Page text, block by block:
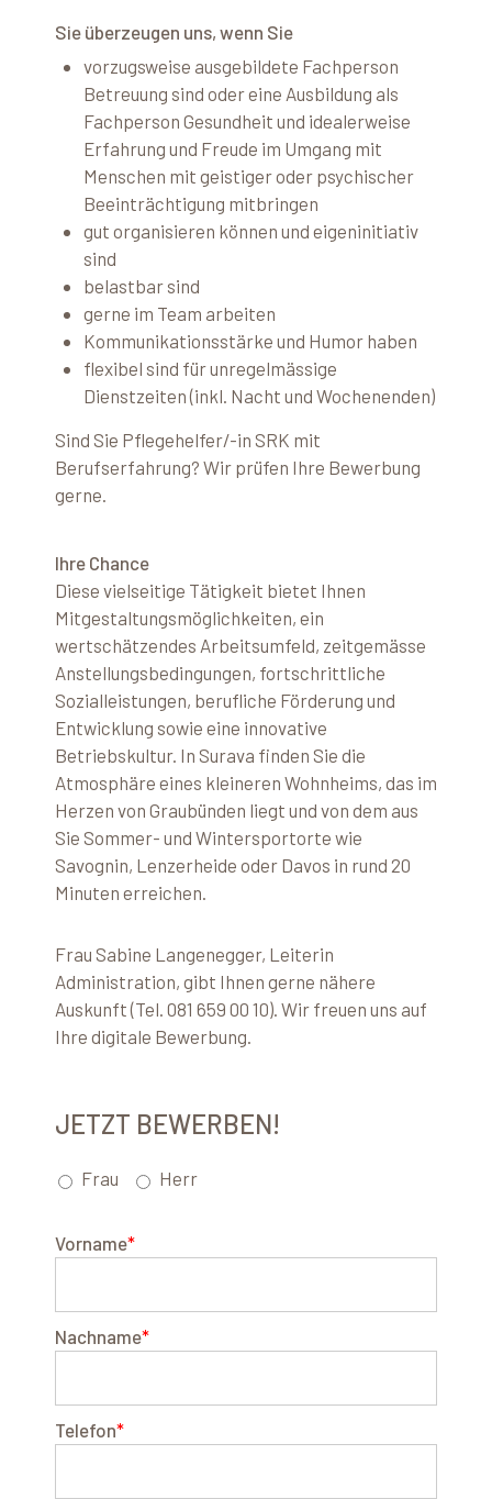
Sie überzeugen uns, wenn Sie
vorzugsweise ausgebildete Fachperson
Betreuung sind oder eine Ausbildung als
Fachperson Gesundheit und idealerweise
Erfahrung und Freude im Umgang mit
Menschen mit geistiger oder psychischer
Beeinträchtigung mitbringen
gut organisieren können und eigeninitiativ
sind
belastbar sind
gerne im Team arbeiten
Kommunikationsstärke und Humor haben
flexibel sind für unregelmässige
Dienstzeiten (inkl. Nacht und Wochenenden)
Sind Sie Pflegehelfer/-in SRK mit
Berufserfahrung? Wir prüfen Ihre Bewerbung
gerne.
Ihre Chance
Diese vielseitige Tätigkeit bietet Ihnen
Mitgestaltungsmöglichkeiten, ein
wertschätzendes Arbeitsumfeld, zeitgemässe
Anstellungsbedingungen, fortschrittliche
Sozialleistungen, berufliche Förderung und
Entwicklung sowie eine innovative
Betriebskultur. In Surava finden Sie die
Atmosphäre eines kleineren Wohnheims, das im
Herzen von Graubünden liegt und von dem aus
Sie Sommer- und Wintersportorte wie
Savognin, Lenzerheide oder Davos in rund 20
Minuten erreichen.
Frau Sabine Langenegger, Leiterin
Administration, gibt Ihnen gerne nähere
Auskunft (Tel. 081 659 00 10). Wir freuen uns auf
Ihre digitale Bewerbung.
JETZT BEWERBEN!
Frau Herr
Vorname*
Nachname*
Telefon*